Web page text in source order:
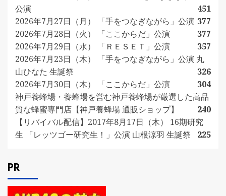
公演
451
2026年7月27日（月） 「手をつなぎながら」公演 377
2026年7月28日（火） 「ここからだ」公演
377
2026年7月29日（水） 「ＲＥＳＥＴ」公演
357
2026年7月23日（木） 「手をつなぎながら」公演 丸
山ひなた 生誕祭
326
2026年7月30日（木） 「ここからだ」公演
304
神戸養蜂場・養蜂場を営む神戸養蜂場が厳選した高品
質な蜂蜜専門店【神戸養蜂場 通販ショップ】
240
【リバイバル配信】2017年8月17日（木） 16期研究
生 「レッツゴー研究生！」公演 山根涼羽 生誕祭
225
PR